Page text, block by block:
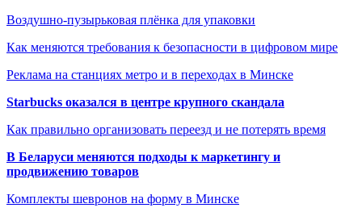
Воздушно-пузырьковая плёнка для упаковки
Как меняются требования к безопасности в цифровом мире
Реклама на станциях метро и в переходах в Минске
Starbucks оказался в центре крупного скандала
Как правильно организовать переезд и не потерять время
В Беларуси меняются подходы к маркетингу и
продвижению товаров
Комплекты шевронов на форму в Минске